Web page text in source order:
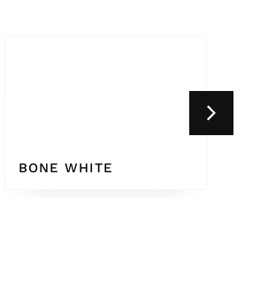
WHITE GREY 9002